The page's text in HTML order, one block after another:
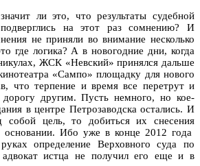
ли это, что результаты судебной
подверглись на этот раз сомнению? И
не приняли во внимание несколько
где логика? А в новогодние дни, когда
ЖСК «Невский» принялся дальше
«Сампо» площадку для нового
что терпение и время все перетрут и
другим. Пусть немного, но кое-
в центре Петрозаводска остались. И
собой цель, то добиться их снесения
Ибо уже в конце 2012 года
определение Верховного суда по
адвокат истца не получил его еще и в